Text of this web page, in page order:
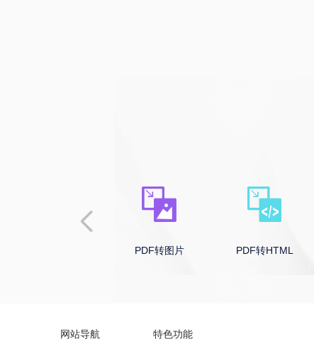
PDF转图片 PDF转HTML
网站导航 特色功能